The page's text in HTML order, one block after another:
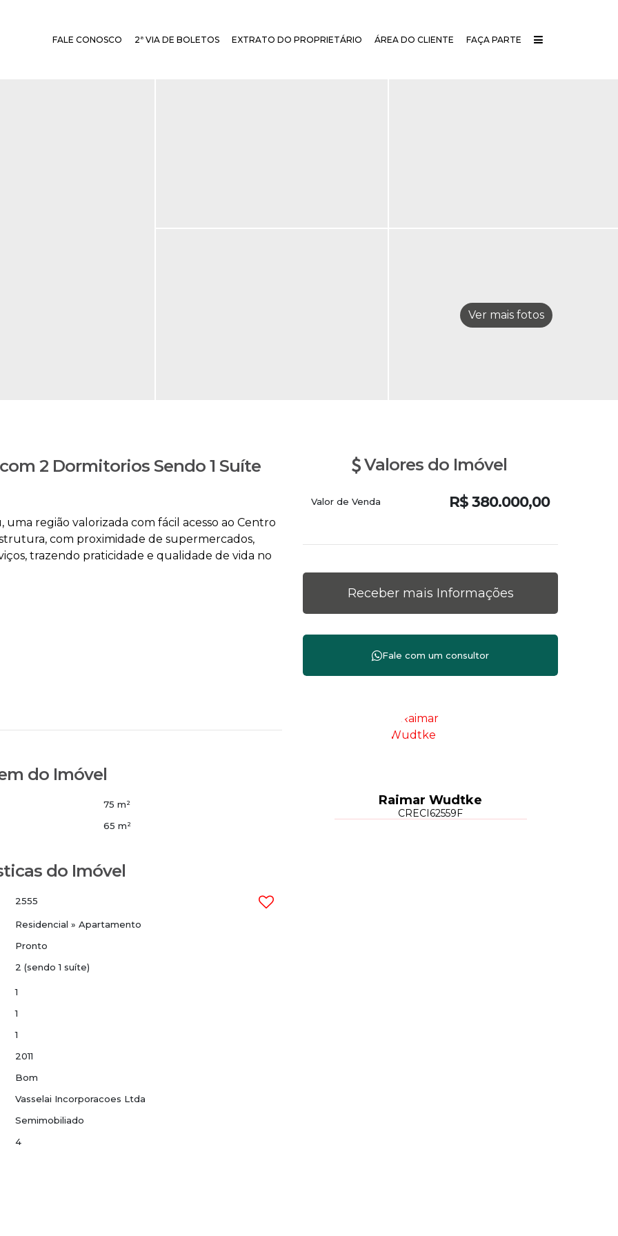
FAÇA PARTE
ÁREA DO CLIENTE
EXTRATO DO PROPRIETÁRIO
2ª VIA DE BOLETOS
FALE CONOSCO
2 Dormitorios Sendo 1 Suíte
região valorizada com fácil acesso ao Centro
com proximidade de supermercados,
trazendo praticidade e qualidade de vida no
do Imóvel
75 m²
65 m²
do Imóvel
2555
Residencial » Apartamento
Pronto
2 (sendo 1 suíte)
1
1
1
2011
Bom
Vasselai Incorporacoes Ltda
Semimobiliado
4
Valores do Imóvel
R$ 380.000,00
Valor de Venda
Raimar Wudtke
CRECI62559F